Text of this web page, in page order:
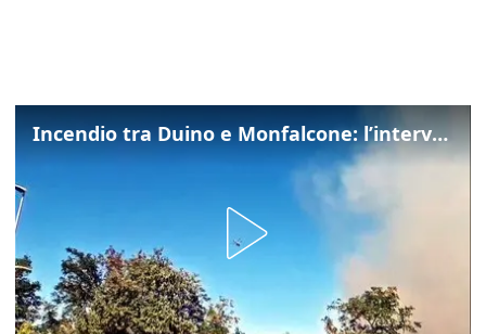
Incendio tra Duino e Monfalcone: l’intervento dei vigili del fuoco